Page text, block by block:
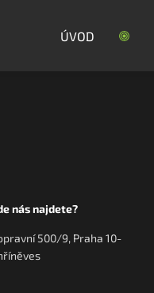
ÚVOD
nás najdete?
500/9, Praha 10-